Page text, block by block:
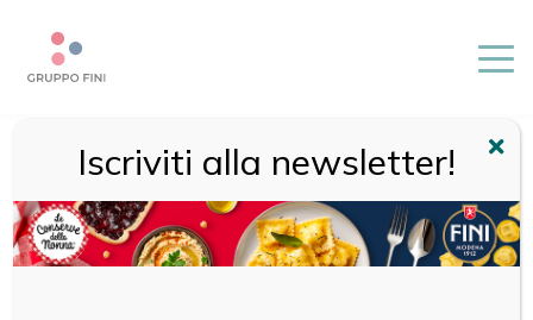
RICETTE CDN
Le nostre ricette per
Iscriviti alla newsletter!